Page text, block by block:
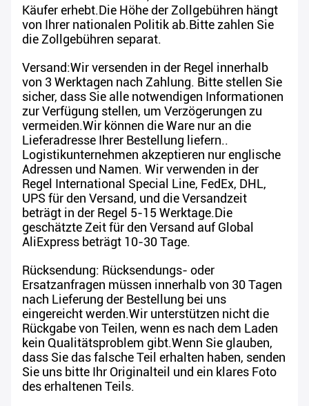
Käufer erhebt.Die Höhe der Zollgebühren hängt
von Ihrer nationalen Politik ab.Bitte zahlen Sie
die Zollgebühren separat.
Versand:Wir versenden in der Regel innerhalb
von 3 Werktagen nach Zahlung. Bitte stellen Sie
sicher, dass Sie alle notwendigen Informationen
zur Verfügung stellen, um Verzögerungen zu
vermeiden.Wir können die Ware nur an die
Lieferadresse Ihrer Bestellung liefern..
Logistikunternehmen akzeptieren nur englische
Adressen und Namen. Wir verwenden in der
Regel International Special Line, FedEx, DHL,
UPS für den Versand, und die Versandzeit
beträgt in der Regel 5-15 Werktage.Die
geschätzte Zeit für den Versand auf Global
AliExpress beträgt 10-30 Tage.
Rücksendung: Rücksendungs- oder
Ersatzanfragen müssen innerhalb von 30 Tagen
nach Lieferung der Bestellung bei uns
eingereicht werden.Wir unterstützen nicht die
Rückgabe von Teilen, wenn es nach dem Laden
kein Qualitätsproblem gibt.Wenn Sie glauben,
dass Sie das falsche Teil erhalten haben, senden
Sie uns bitte Ihr Originalteil und ein klares Foto
des erhaltenen Teils.